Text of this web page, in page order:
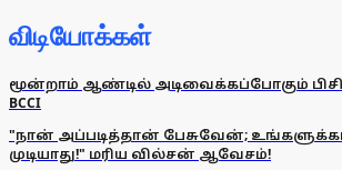
விடியோக்கள்
மூன்றாம் ஆண்டில் அடிவைக்கப்போகும்
BCCI
"நான் அப்படித்தான் பேசுவேன்;
முடியாது!" மரிய வில்சன் ஆவேசம்!